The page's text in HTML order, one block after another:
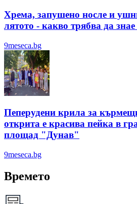
Хрема, запушено носле и
лятотo - какво трябва да
9meseca.bg
Пеперудени крила за
открита е красива пейка в
площад "Дунав"
9meseca.bg
Времето